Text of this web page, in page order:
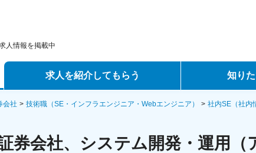
人情報を掲載中
求人を紹介してもらう
エージェントサービス
スカウトサービス
知り
転職ノウハウ
データで見る転職
会社 技術職（SE・インフラエンジニア・Webエンジニア） 社内SE（社内
券会社、システム開発・運用